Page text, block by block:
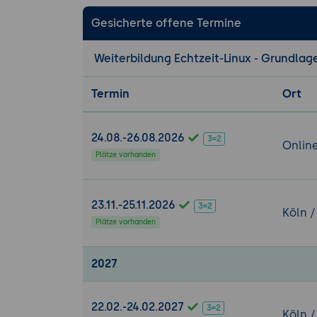
mlockall /
Priority
7. Hardware-
Interrupt-
Peripherie-
Echtzeit-
Visuelle
System-
Gesicherte offene Termine
Weiterbildung Echtzeit-Linux -
Termin Ort
24.08.-26.08.2026
Plätze vorhanden
23.11.-25.11.2026
Plätze vorhanden
Köln
2027
22.02.-24.02.2027